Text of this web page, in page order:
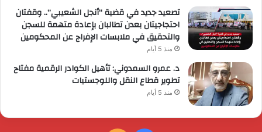
تصعيد جديد في قضية “أنجل الشعيبي”.. وقفتان
احتجاجيتان بعدن تطالبان بإعادة متهمة للسجن
والتحقيق في ملابسات الإفراج عن المحكومين
منذ 5 أيام
د. عمرو السمدوني: تأهيل الكوادر الرقمية مفتاح
تطوير قطاع النقل واللوجستيات
منذ 5 أيام